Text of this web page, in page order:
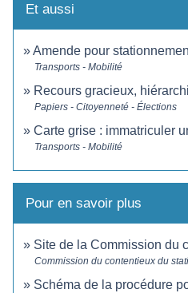
Et aussi
Amende pour
Transports - Mobilité
Recours gracieux,
Papiers - Citoyenneté - Élections
Carte grise : immatriculer
Transports - Mobilité
Pour en savoir plus
Site de la Commission du
Commission du contentieux du
Schéma de la procédure